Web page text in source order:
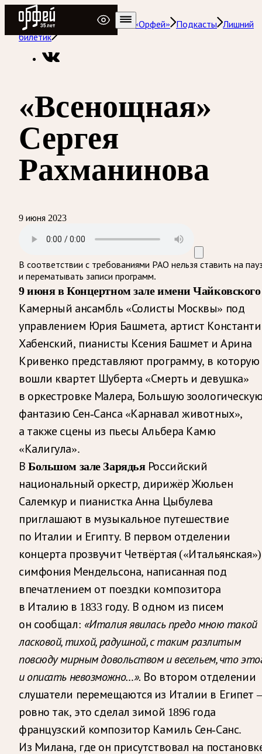
Радио Орфей
Радио классической музыки «Орфей»
Подкасты
Лишний
билетик
«Всенощная»
Сергея
Рахманинова
9 июня 2023
В соответствии с требованиями РАО нельзя ставить на
и перематывать записи программ.
9 июня в Концертном зале имени Чайковского
Камерный ансамбль «Солисты Москвы» под
управлением Юрия Башмета, артист
Хабенский, пианисты Ксения Башмет и Арина
Кривенко представляют программу, в которую
вошли квартет Шуберта «Смерть и девушка»
в оркестровке Малера, Большую
фантазию Сен-Санса «Карнавал животных»,
а также сцены из пьесы Альбера Камю
«Калигула».
ВБольшом зале Зарядья Российский
национальный оркестр, дирижёр Жюльен
Салемкур и пианистка Анна Цыбулева
приглашают в музыкальное путешествие
по Италии и Египту. В первом отделении
концерта прозвучит Четвёртая («Итальянская»)
симфония Мендельсона, написанная под
впечатлением от поездки композитора
в Италию в 1833 году. В одном из писем
он сообщал: «Италия явилась предо мною такой
ласковой, тихой, радушной, с таким разлитым
повсюду мирным довольством и весельем, что
и описать невозможно…». Во втором отделении
слушатели перемещаются из Италии в Египет
ровно так, это сделал зимой 1896 года
французский композитор Камиль Сен-Санс.
Из Милана, где он присутствовал на